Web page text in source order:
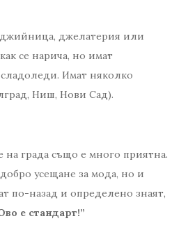
джелатерия или
се нарича, но имат
Имат няколко
Ниш, Нови Сад).
на града също е много приятна.
усещане за мода, но и
по-назад и определено знаят,
е стандарт!”